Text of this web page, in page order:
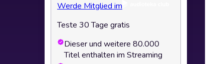
Werde Mitglied im
Teste 30 Tage gratis
Dieser und weitere 80.000
Titel enthalten im Streaming